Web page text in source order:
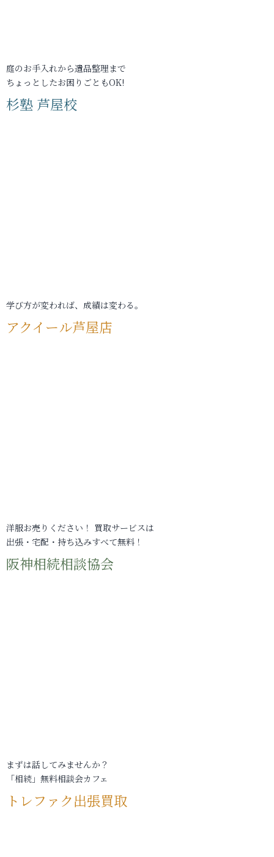
庭のお手入れから遺品整理まで
ちょっとしたお困りごともOK!
杉塾 芦屋校
学び方が変われば、成績は変わる。
アクイール芦屋店
洋服お売りください！ 買取サービスは
出張・宅配・持ち込みすべて無料！
阪神相続相談協会
まずは話してみませんか？
「相続」無料相談会カフェ
トレファク出張買取